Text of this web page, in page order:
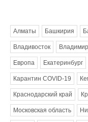
Алматы Башкирия
Владивосток Владимир
Европа Екатеринбург
Карантин COVID-19
Краснодарский край
Московская область